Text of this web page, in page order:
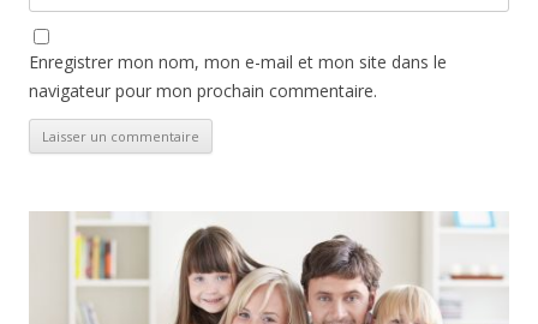
Enregistrer mon nom, mon e-mail et mon site dans le
navigateur pour mon prochain commentaire.